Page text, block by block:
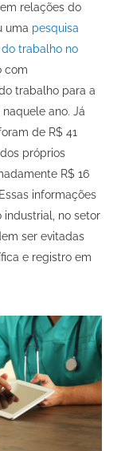
relações do
uma pesquisa
trabalho no
com
trabalho para a
ano. Já
de R$ 41
próprios
R$ 16
informações
industrial, no setor
ser evitadas
e registro em